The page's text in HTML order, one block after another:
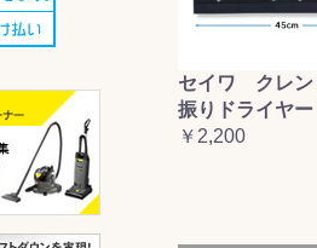
セイワ クレン
振りドライヤー
￥2,200